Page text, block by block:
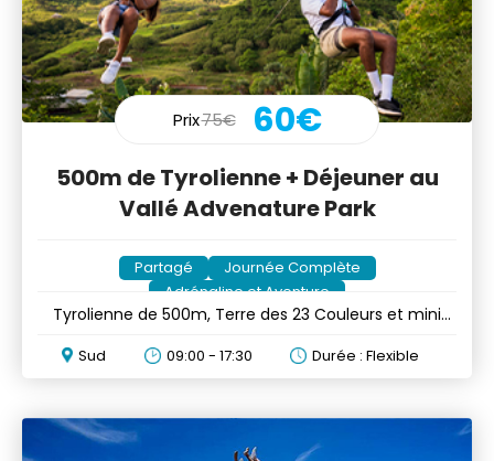
Prix75€ 60€
500m de Tyrolienne + Déjeuner au
Vallé Advenature Park
Partagé
Journée Complète
Adrénaline et Aventure
Tyrolienne de 500m, Terre des 23 Couleurs et mini
Sud 09:00 - 17:30 Durée : Flexible